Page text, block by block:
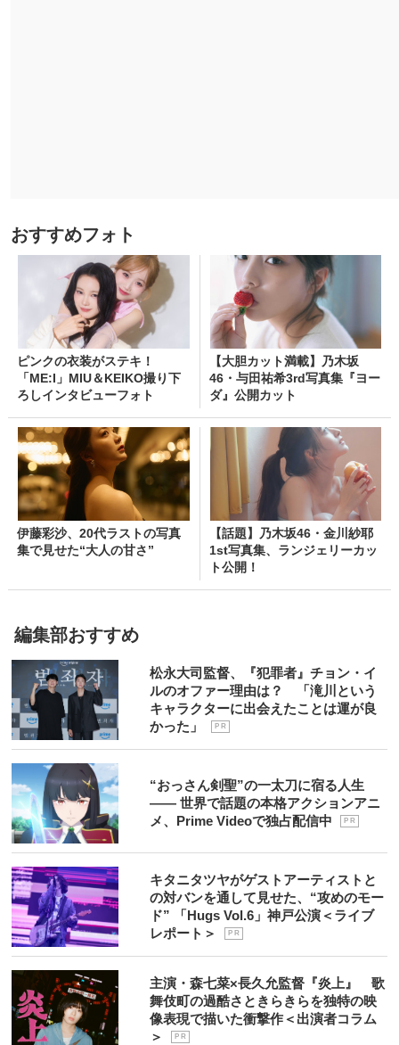
おすすめフォト
ピンクの衣装がステキ！
「ME:I」MIU＆KEIKO撮り下
ろしインタビューフォト
【大胆カット満載】乃木坂
46・与田祐希3rd写真集『ヨー
ダ』公開カット
伊藤彩沙、20代ラストの写真
集で見せた“大人の甘さ”
【話題】乃木坂46・金川紗耶
1st写真集、ランジェリーカッ
ト公開！
編集部おすすめ
松永大司監督、『犯罪者』チョン・イ
ルのオファー理由は？ 「滝川という
キャラクターに出会えたことは運が良
かった」
P R
“おっさん剣聖”の一太刀に宿る人生
―― 世界で話題の本格アクションアニ
メ、Prime Videoで独占配信中
P R
キタニタツヤがゲストアーティストと
の対バンを通して見せた、“攻めのモー
ド” 「Hugs Vol.6」神戸公演＜ライブ
レポート＞
P R
主演・森七菜×長久允監督『炎上』 歌
舞伎町の過酷さときらきらを独特の映
像表現で描いた衝撃作＜出演者コラム
＞
P R